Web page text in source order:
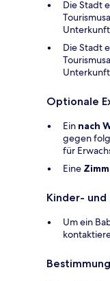
Die Stadt
Die Stadt
Optionale
Ein nach
gegen
für
Eine
Kinder-
Um ein